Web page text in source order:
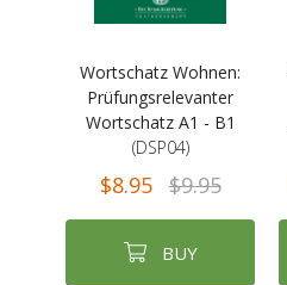
Wortschatz Wohnen:
Prüfungsrelevanter
Wortschatz A1 - B1
(DSP04)
$8.95 $9.95
BUY